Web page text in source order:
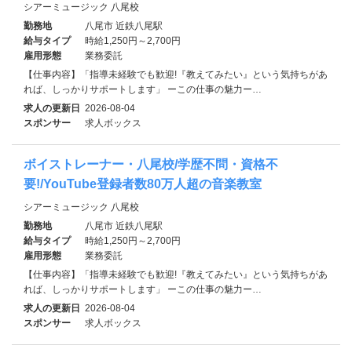
シアーミュージック 八尾校
勤務地
八尾市 近鉄八尾駅
給与タイプ
時給1,250円～2,700円
雇用形態
業務委託
【仕事内容】「指導未経験でも歓迎!『教えてみたい』という気持ちがあ
れば、しっかりサポートします」 ーこの仕事の魅力ー…
求人の更新日 2026-08-04
スポンサー
求人ボックス
ボイストレーナー・八尾校/学歴不問・資格不
要!/YouTube登録者数80万人超の音楽教室
シアーミュージック 八尾校
勤務地
八尾市 近鉄八尾駅
給与タイプ
時給1,250円～2,700円
雇用形態
業務委託
【仕事内容】「指導未経験でも歓迎!『教えてみたい』という気持ちがあ
れば、しっかりサポートします」 ーこの仕事の魅力ー…
求人の更新日 2026-08-04
スポンサー
求人ボックス